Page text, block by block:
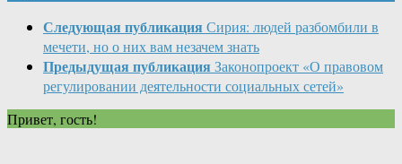
Следующая публикация Сирия: людей разбомбили в
мечети, но о них вам незачем знать
Предыдущая публикация Законопроект «О правовом
регулировании деятельности социальных сетей»
Привет, гость!